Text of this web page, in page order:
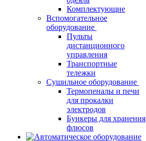
Комплектующие
Вспомогательное
оборудование
Пульты
дистанционного
управления
Транспортные
тележки
Сушильное оборудование
Термопеналы и печи
для прокалки
электродов
Бункеры для хранения
флюсов